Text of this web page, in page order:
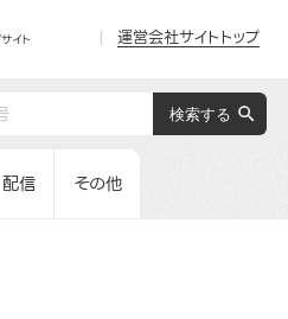
イト 運営会社サイトトップ
配信 その他